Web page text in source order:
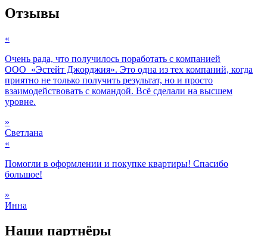
Отзывы
«
Очень рада, что получилось поработать с компанией
ООО «Эстейт Джорджия». Это одна из тех компаний, когда
приятно не только получить результат, но и просто
взаимодействовать с командой. Всё сделали на высшем
уровне.
»
Светлана
«
Помогли в оформлении и покупке квартиры! Спасибо
большое!
»
Инна
Наши партнёры